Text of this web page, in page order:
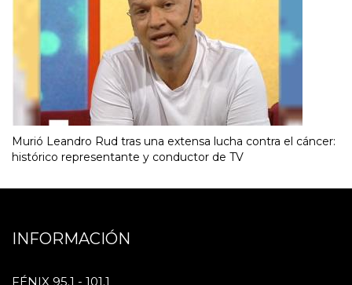
Murió Leandro Rud tras una extensa lucha contra el cáncer:
histórico representante y conductor de TV
INFORMACIÓN
FÉNIX 95.1 - 101.1